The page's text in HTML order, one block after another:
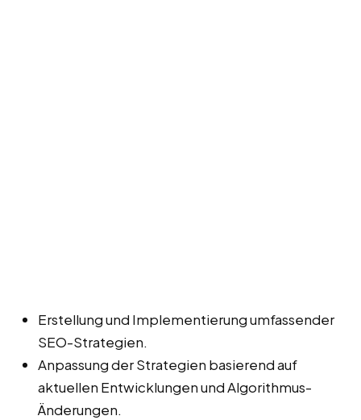
Erstellung und Implementierung umfassender
SEO-Strategien.
Anpassung der Strategien basierend auf
aktuellen Entwicklungen und Algorithmus-
Änderungen.